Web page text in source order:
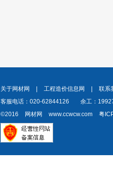
关于网材网 工程造价信息网
联系
客服电话：020-62844126
余工：
©2016
网材网 www.ccwcw.com 粤